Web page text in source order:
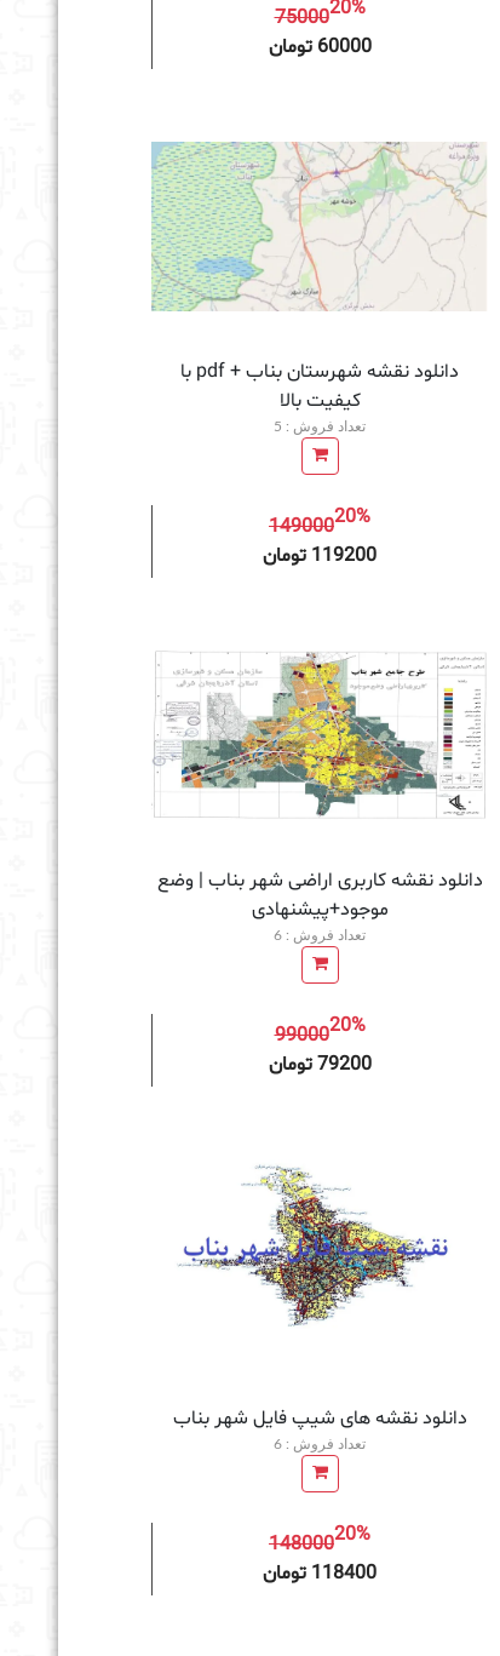
7500020%
60000 تومان
دانلود نقشه شهرستان بناب + pdf با
کیفیت بالا
تعداد فروش : 5
14900020%
119200 تومان
دانلود نقشه کاربری اراضی شهر بناب | وضع
موجود+پیشنهادی
تعداد فروش : 6
9900020%
79200 تومان
دانلود نقشه های شیپ فایل شهر بناب
تعداد فروش : 6
14800020%
118400 تومان